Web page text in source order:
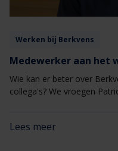
Werken bij Berkvens
Medewerker aan het
Wie kan er beter over
collega's? We vroegen
Lees meer